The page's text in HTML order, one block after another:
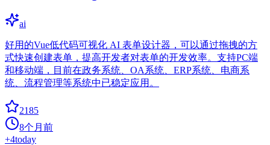
ai
好用的Vue低代码可视化 AI 表单设计器，可以通过拖拽的方
式快速创建表单，提高开发者对表单的开发效率。支持PC端
和移动端，目前在政务系统、OA系统、ERP系统、电商系
统、流程管理等系统中已稳定应用。
2185
8个月前
+4today